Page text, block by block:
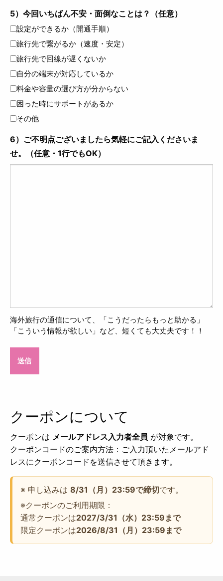
5）今回いちばん不安・面倒なことは？（任意）
設定ができるか（開通手順）
旅行先で繋がるか（速度・安定）
旅行先で回線が遅くないか
自分の端末が対応しているか
料金や容量の選び方が分からない
困った時にサポートがあるか
その他
6）ご不明点ございましたら気軽にご記入くださいま
せ。（任意・1行でもOK）
海外旅行の通信について、「こうだったらもっと助かる」
「こういう情報が欲しい」など、短くても大丈夫です！！
クーポンについて
クーポンは メールアドレス入力者全員 が対象です。
クーポンコードのご案内方法：ご入力頂いたメールアド
レスにクーポンコードを送信させて頂きます。
※ 申し込みは 8/31（月）23:59で締切です。
※クーポンのご利用期限：
通常クーポンは2027/3/31（水）23:59まで
限定クーポンは2026/8/31（月）23:59まで